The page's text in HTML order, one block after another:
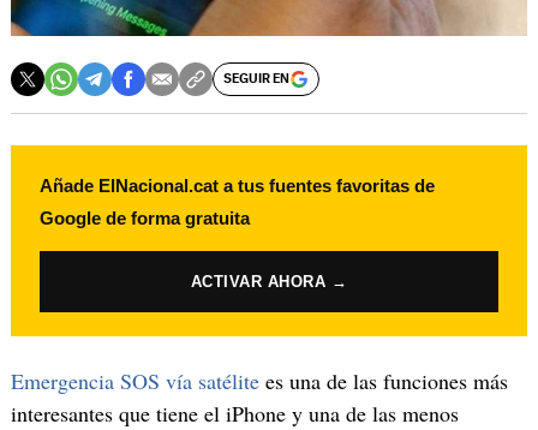
SEGUIR EN
Añade ElNacional.cat a tus fuentes favoritas de
Google de forma gratuita
ACTIVAR AHORA →
Emergencia SOS vía satélitees una de las funciones más
interesantes que tiene el iPhone y una de las menos